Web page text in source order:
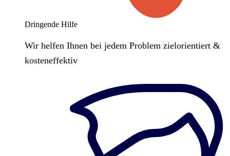
Dringende Hilfe
Wir helfen Ihnen bei jedem Problem zielorientiert &
kosteneffektiv